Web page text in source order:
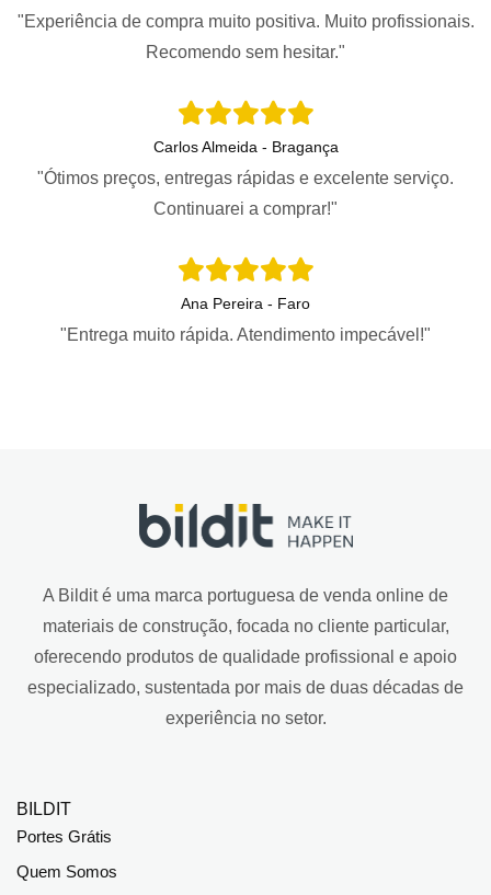
"Experiência de compra muito positiva. Muito profissionais.
Recomendo sem hesitar."
Carlos Almeida - Bragança
"Ótimos preços, entregas rápidas e excelente serviço.
Continuarei a comprar!"
Ana Pereira - Faro
"Entrega muito rápida. Atendimento impecável!"
A Bildit é uma marca portuguesa de venda online de
materiais de construção, focada no cliente particular,
oferecendo produtos de qualidade profissional e apoio
especializado, sustentada por mais de duas décadas de
experiência no setor.
BILDIT
Portes Grátis
Quem Somos